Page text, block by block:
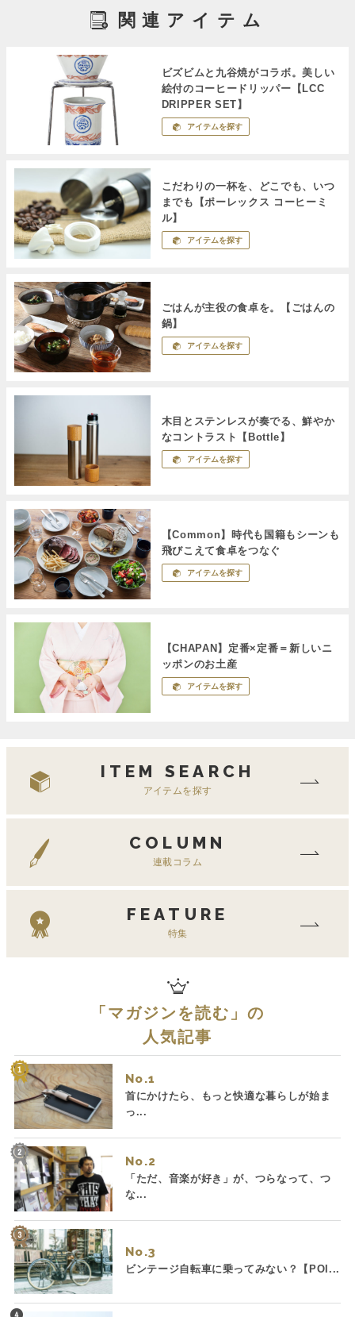
関連アイテム
ビズビムと九谷焼がコラボ。美しい
絵付のコーヒードリッパー【LCC
DRIPPER SET】
アイテムを探す
こだわりの一杯を、どこでも、いつ
までも【ポーレックス コーヒーミ
ル】
アイテムを探す
ごはんが主役の食卓を。【ごはんの
鍋】
アイテムを探す
木目とステンレスが奏でる、鮮やか
なコントラスト【Bottle】
アイテムを探す
【Common】時代も国籍もシーンも
飛びこえて食卓をつなぐ
アイテムを探す
【CHAPAN】定番×定番＝新しいニ
ッポンのお土産
アイテムを探す
ITEM SEARCH
アイテムを探す
COLUMN
連載コラム
FEATURE
特集
「 マガジンを読む 」の
人気記事
No.
首にかけたら、もっと快適な暮らしが始ま
っ...
No.
「ただ、音楽が好き」が、つらなって、つ
な...
No.
ビンテージ自転車に乗ってみない？【POI...